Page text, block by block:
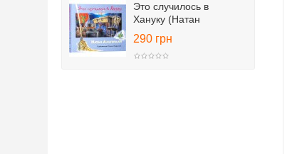
Это случилось в
Хануку (Натан
Альтерман)
290 грн